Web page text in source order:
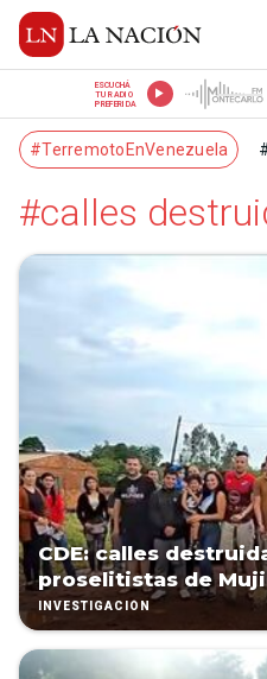
ESCUCHÁ
TU RADIO
PREFERIDA
#TerremotoEnVenezuela
#calles
CDE: calles
proselitistas de
INVESTIGACIÓN